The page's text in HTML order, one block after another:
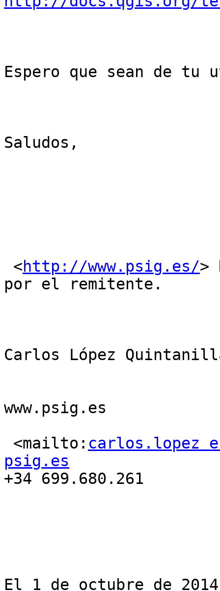
Espero que sean de
Saludos,
<http://www.psig.es/>
por el remitente.
Carlos López
www.psig.es
<mailto: carlos.lopez
psig.es
+34 699.680.261
El 1 de octubre de